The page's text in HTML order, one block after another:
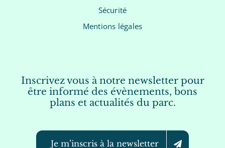
Sécurité
Mentions légales
Inscrivez vous à notre newsletter pour
être informé des évènements, bons
plans et actualités du parc.
Je m’inscris à la newsletter